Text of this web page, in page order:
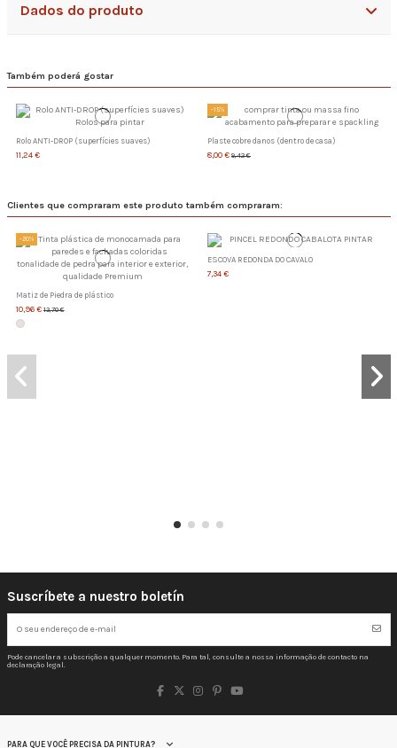
Dados do produto
Também poderá gostar
Rolo ANTI-DROP (superfícies suaves)
11,24 €
-15%
Plaste cobre danos (dentro de casa)
8,00 € 9,42 €
Clientes que compraram este produto também compraram:
-20%
Matiz de Piedra de plástico
10,96 € 13,70 €
ESCOVA REDONDA DO CAVALO
7,34 €
Suscríbete a nuestro boletín
Pode cancelar a subscrição a qualquer momento. Para tal, consulte a nossa informação de contacto na
declaração legal.
PARA QUE VOCÊ PRECISA DA PINTURA?